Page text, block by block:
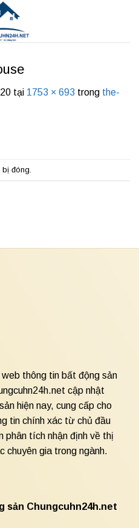
tại 1753 × 693 trong the-
đóng.
thông tin bất động sản
cập nhật
hiện nay, cung cấp cho
tin chính xác từ chủ đầu
phân tích nhận định về thị
gia trong ngành.
sản Chungcuhn24h.net